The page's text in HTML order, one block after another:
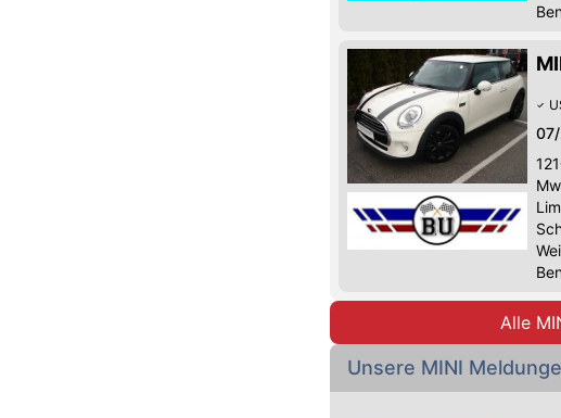
Alle
Unsere MINI